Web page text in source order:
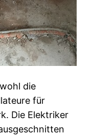
die
für
Die Elektriker